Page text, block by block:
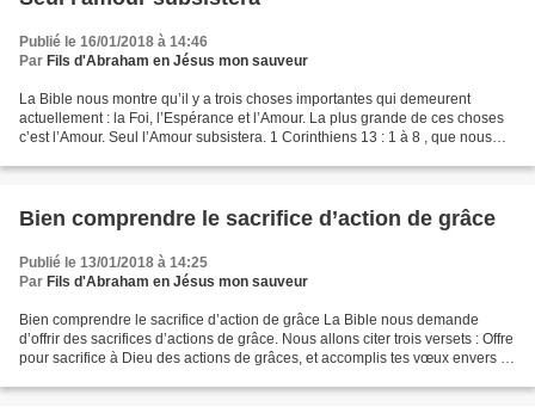
Publié le 16/01/2018 à 14:46
Par Fils d'Abraham en Jésus mon sauveur
La Bible nous montre qu’il y a trois choses importantes qui demeurent
actuellement : la Foi, l’Espérance et l’Amour. La plus grande de ces choses
c’est l’Amour. Seul l’Amour subsistera. 1 Corinthiens 13 : 1 à 8 , que nous
Bien comprendre le sacrifice d’action de grâce
Publié le 13/01/2018 à 14:25
Par Fils d'Abraham en Jésus mon sauveur
Bien comprendre le sacrifice d’action de grâce La Bible nous demande
d’offrir des sacrifices d’actions de grâce. Nous allons citer trois versets : Offre
pour sacrifice à Dieu des actions de grâces, et accomplis tes vœux envers le